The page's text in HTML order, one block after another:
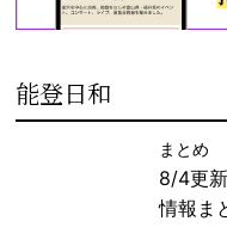
能登日和
まとめ
8/4更
情報ま